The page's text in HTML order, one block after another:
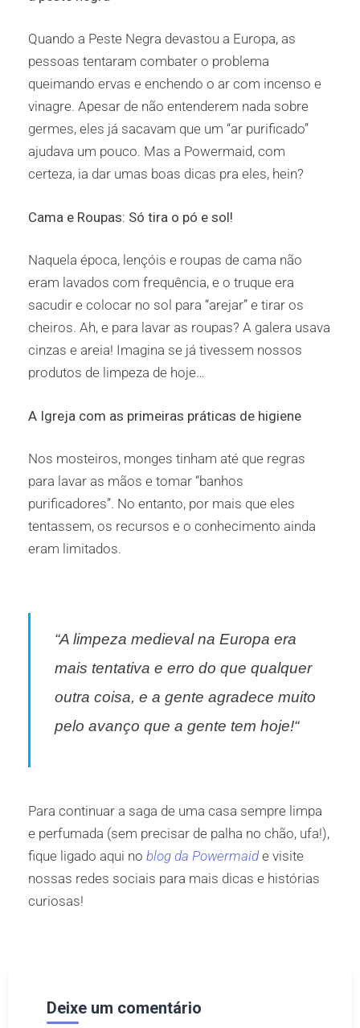
Quando a Peste Negra devastou a Europa, as
pessoas tentaram combater o problema
queimando ervas e enchendo o ar com incenso e
vinagre. Apesar de não entenderem nada sobre
germes, eles já sacavam que um “ar purificado”
ajudava um pouco. Mas a Powermaid, com
certeza, ia dar umas boas dicas pra eles, hein?
Cama e Roupas: Só tira o pó e sol!
Naquela época, lençóis e roupas de cama não
eram lavados com frequência, e o truque era
sacudir e colocar no sol para “arejar” e tirar os
cheiros. Ah, e para lavar as roupas? A galera usava
cinzas e areia! Imagina se já tivessem nossos
produtos de limpeza de hoje…
A Igreja com as primeiras práticas de higiene
Nos mosteiros, monges tinham até que regras
para lavar as mãos e tomar “banhos
purificadores”. No entanto, por mais que eles
tentassem, os recursos e o conhecimento ainda
eram limitados.
“A limpeza medieval na Europa era
mais tentativa e erro do que qualquer
outra coisa, e a gente agradece muito
pelo avanço que a gente tem hoje!“
Para continuar a saga de uma casa sempre limpa
e perfumada (sem precisar de palha no chão, ufa!),
fique ligado aqui no blog da Powermaide visite
nossas redes sociais para mais dicas e histórias
curiosas!
Deixe um comentário